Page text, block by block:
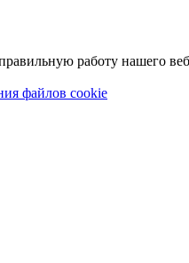
работу нашего
файлов cookie